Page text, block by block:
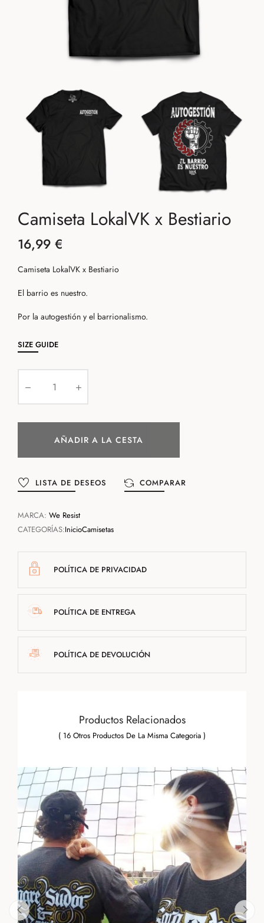
Camiseta LokalVK x Bestiario
16,99 €
Camiseta LokalVK x Bestiario
El barrio es nuestro.
Por la autogestión y el barrionalismo.
SIZE GUIDE
AÑADIR A LA CESTA
LISTA DE DESEOS COMPARAR
MARCA: We Resist
CATEGORÍAS:InicioCamisetas
POLÍTICA DE PRIVACIDAD
POLÍTICA DE ENTREGA
POLÍTICA DE DEVOLUCIÓN
Productos Relacionados
( 16 Otros Productos De La Misma Categoria )